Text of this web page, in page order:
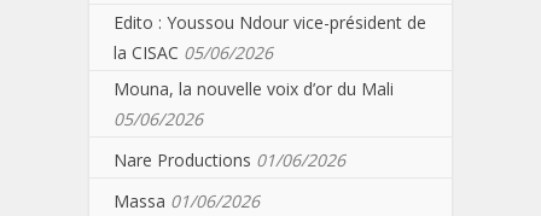
Edito : Youssou Ndour vice-président de
la CISAC 05/06/2026
Mouna, la nouvelle voix d’or du Mali
05/06/2026
Nare Productions 01/06/2026
Massa 01/06/2026